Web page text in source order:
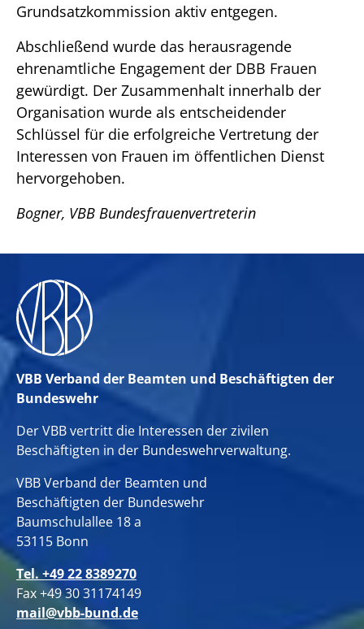
Grundsatzkommission aktiv entgegen.
Abschließend wurde das herausragende
ehrenamtliche Engagement der DBB Frauen
gewürdigt. Der Zusammenhalt innerhalb der
Organisation wurde als entscheidender
Schlüssel für die erfolgreiche Vertretung der
Interessen von Frauen im öffentlichen Dienst
hervorgehoben.
Bogner, VBB Bundesfrauenvertreterin
VBB Verband der Beamten und Beschäftigten der
Bundeswehr
Der VBB vertritt die Interessen der zivilen
Beschäftigten in der Bundeswehrverwaltung.
VBB Verband der Beamten und
Beschäftigten der Bundeswehr
Baumschulallee 18 a
53115 Bonn
Tel. +49 22 8389270
Fax +49 30 31174149
mail@vbb-bund.de